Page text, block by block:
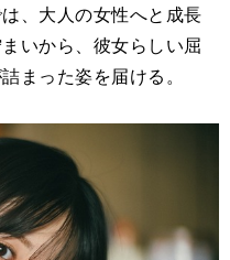
、大人の女性へと成長
いから、彼女らしい屈
まった姿を届ける。